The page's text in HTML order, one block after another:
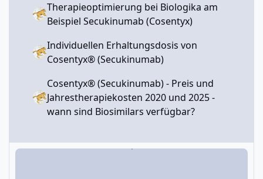
Nachdem ich im Juli 2017 wegen einem
grippalen Infekt den Spritzenabstand auf 5
Wochen verlängert hatte und die Haut nicht
negativ reagierte, blieb ich versuchsweise bei
einem (ca.) 5 Wochenabstand.
Auch mit dem größeren Spritzenabstand von
5 Wochen blieb mein Hautzustand für mich
Hier im Einzelnen die Spritzenintervalle,
Therapieoptimierung bei Biologika am
Beispiel Secukinumab (Cosentyx)
Individuellen Erhaltungsdosis von
Cosentyx® (Secukinumab)
Cosentyx® (Secukinumab) - Preis und
Jahrestherapiekosten 2020 und 2025 -
wann sind Biosimilars verfügbar?